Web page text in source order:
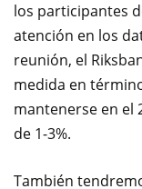
los participantes
atención en los
reunión, el
medida en
mantenerse en el
de 1-3%.
También